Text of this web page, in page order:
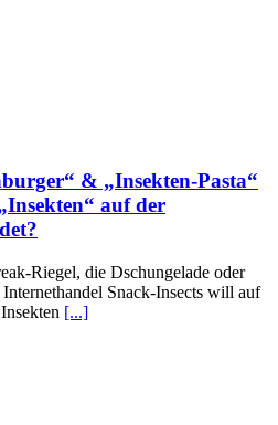
& „Insekten-Pasta“
auf der
Riegel, die Dschungelade oder
Snack-Insects will auf
[...]